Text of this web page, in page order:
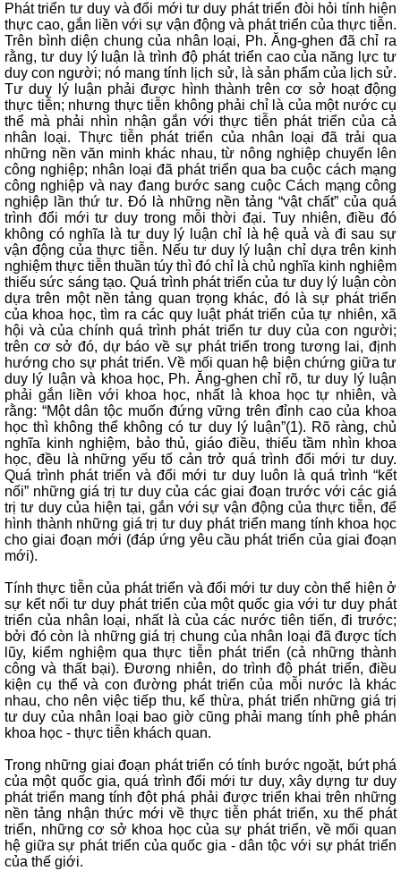
Phát triển tư duy và đổi mới tư duy phát triển đòi hỏi tính hiện
thực cao, gắn liền với sự vận động và phát triển của thực tiễn.
Trên bình diện chung của nhân loại, Ph. Ăng-ghen đã chỉ ra
rằng, tư duy lý luận là trình độ phát triển cao của năng lực tư
duy con người; nó mang tính lịch sử, là sản phẩm của lịch sử.
Tư duy lý luận phải được hình thành trên cơ sở hoạt động
thực tiễn; nhưng thực tiễn không phải chỉ là của một nước cụ
thể mà phải nhìn nhận gắn với thực tiễn phát triển của cả
nhân loại. Thực tiễn phát triển của nhân loại đã trải qua
những nền văn minh khác nhau, từ nông nghiệp chuyển lên
công nghiệp; nhân loại đã phát triển qua ba cuộc cách mạng
công nghiệp và nay đang bước sang cuộc Cách mạng công
nghiệp lần thứ tư. Đó là những nền tảng “vật chất” của quá
trình đổi mới tư duy trong mỗi thời đại. Tuy nhiên, điều đó
không có nghĩa là tư duy lý luận chỉ là hệ quả và đi sau sự
vận động của thực tiễn. Nếu tư duy lý luận chỉ dựa trên kinh
nghiệm thực tiễn thuần túy thì đó chỉ là chủ nghĩa kinh nghiệm
thiếu sức sáng tạo. Quá trình phát triển của tư duy lý luận còn
dựa trên một nền tảng quan trọng khác, đó là sự phát triển
của khoa học, tìm ra các quy luật phát triển của tự nhiên, xã
hội và của chính quá trình phát triển tư duy của con người;
trên cơ sở đó, dự báo về sự phát triển trong tương lai, định
hướng cho sự phát triển. Về mối quan hệ biện chứng giữa tư
duy lý luận và khoa học, Ph. Ăng-ghen chỉ rõ, tư duy lý luận
phải gắn liền với khoa học, nhất là khoa học tự nhiên, và
rằng: “Một dân tộc muốn đứng vững trên đỉnh cao của khoa
học thì không thể không có tư duy lý luận”(1). Rõ ràng, chủ
nghĩa kinh nghiệm, bảo thủ, giáo điều, thiếu tầm nhìn khoa
học, đều là những yếu tố cản trở quá trình đổi mới tư duy.
Quá trình phát triển và đổi mới tư duy luôn là quá trình “kết
nối” những giá trị tư duy của các giai đoạn trước với các giá
trị tư duy của hiện tại, gắn với sự vận động của thực tiễn, để
hình thành những giá trị tư duy phát triển mang tính khoa học
cho giai đoạn mới (đáp ứng yêu cầu phát triển của giai đoạn
mới).
Tính thực tiễn của phát triển và đổi mới tư duy còn thể hiện ở
sự kết nối tư duy phát triển của một quốc gia với tư duy phát
triển của nhân loại, nhất là của các nước tiên tiến, đi trước;
bởi đó còn là những giá trị chung của nhân loại đã được tích
lũy, kiểm nghiệm qua thực tiễn phát triển (cả những thành
công và thất bại). Đương nhiên, do trình độ phát triển, điều
kiện cụ thể và con đường phát triển của mỗi nước là khác
nhau, cho nên việc tiếp thu, kế thừa, phát triển những giá trị
tư duy của nhân loại bao giờ cũng phải mang tính phê phán
khoa học - thực tiễn khách quan.
Trong những giai đoạn phát triển có tính bước ngoặt, bứt phá
của một quốc gia, quá trình đổi mới tư duy, xây dựng tư duy
phát triển mang tính đột phá phải được triển khai trên những
nền tảng nhận thức mới về thực tiễn phát triển, xu thế phát
triển, những cơ sở khoa học của sự phát triển, về mối quan
hệ giữa sự phát triển của quốc gia - dân tộc với sự phát triển
của thế giới.